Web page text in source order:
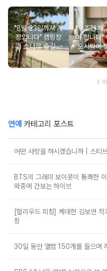
"8월 23일까지 개
장입니다" 캠핑장
과 소나무 숲길이
붙어있는 조용한
남해 해수욕장
"무조건 떼
야 합니다"
도시락에
마토 꼭지
넣으면 생
연예 카테고리 포스트
어떤 사랑을 하시겠습니까 | 스티
BTS의 그래미 보이콧이 통쾌한
와중에 간보는 하이브
[헐리우드 피칭] 케데헌 김보연 작
칭
30일 동안 앨범 150개를 들으며